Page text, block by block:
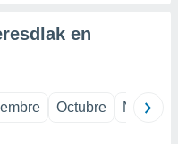
en
Octubre